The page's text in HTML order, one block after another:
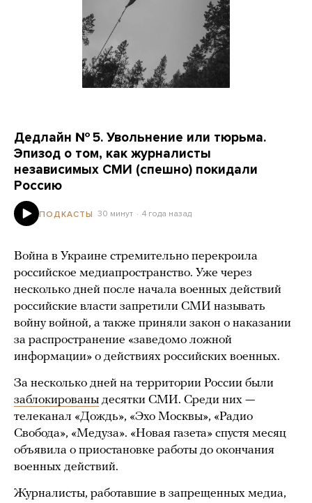
Дедлайн № 5. Увольнение или тюрьма.
Эпизод о том, как журналисты
независимых СМИ (спешно) покидали
Россию
ПОДКАСТЫ 30 минут 4 года назад
Война в Украине стремительно перекроила
российское медиапространство. Уже через
несколько дней после начала военных действий
российские власти запретили СМИ называть
войну войной, а также приняли закон о наказании
за распространение «заведомо ложной
информации» о действиях российских военных.
За несколько дней на территории России были
заблокированы десятки СМИ. Среди них —
телеканал «Дождь», «Эхо Москвы», «Радио
Свобода», «Медуза». «Новая газета» спустя месяц
объявила о приостановке работы до окончания
военных действий.
Журналисты, работавшие в запрещенных медиа,